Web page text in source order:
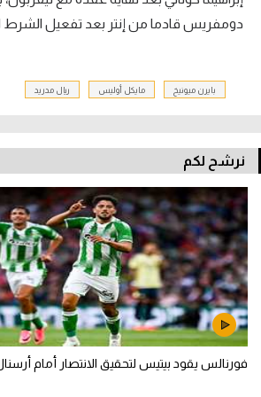
دومفريس قادما من إنتر بعد تفعيل الشرط
بايرن ميونيخ مايكل أوليس ريال مدريد
نرشح لكم
فورنالس يقود بيتيس لتحقيق الانتصار أمام أرسنال